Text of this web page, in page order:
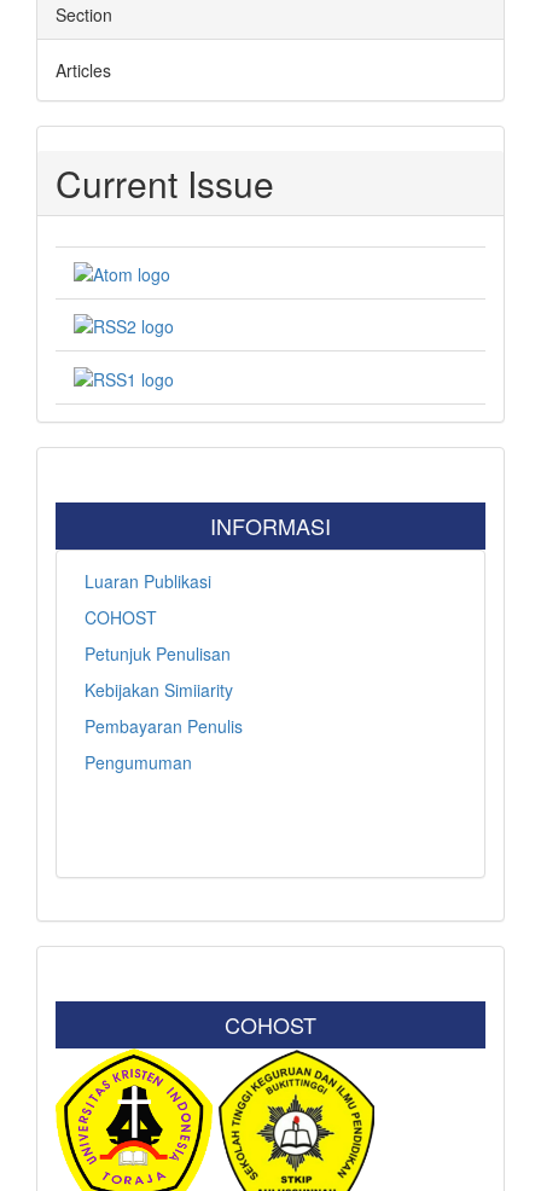
Section
Articles
Current Issue
INFORMASI
Luaran Publikasi
COHOST
Petunjuk Penulisan
Kebijakan Simiiarity
Pembayaran Penulis
Pengumuman
COHOST